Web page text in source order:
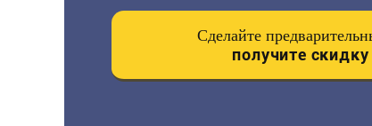
Сделайте
получите скидку